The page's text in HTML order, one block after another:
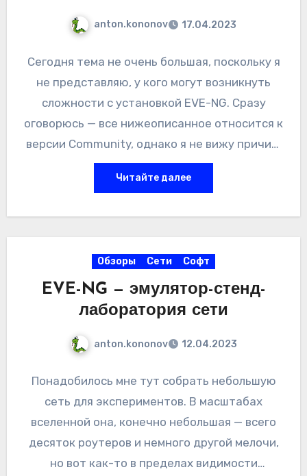
anton.kononov 17.04.2023
Сегодня тема не очень большая, поскольку я
не представляю, у кого могут возникнуть
сложности с установкой EVE-NG. Сразу
оговорюсь — все нижеописанное относится к
версии Community, однако я не вижу причин,
почему в полной версии всё должно быть
как-то радикально иначе.
Читайте далее
Обзоры Сети Софт
EVE-NG — эмулятор-стенд-
лаборатория сети
anton.kononov 12.04.2023
Понадобилось мне тут собрать небольшую
сеть для экспериментов. В масштабах
вселенной она, конечно небольшая — всего
десяток роутеров и немного другой мелочи,
но вот как-то в пределах видимости